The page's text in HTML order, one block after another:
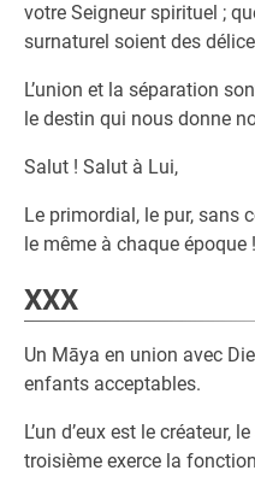
votre Seigneur spirituel ;
surnaturel soient des
L’union et la séparation
le destin qui nous donne
Salut ! Salut à Lui,
Le primordial, le pur, sans
le même à chaque époque !
XXX
Un Māya en union avec
enfants acceptables.
L’un d’eux est le créateur,
troisième exerce la